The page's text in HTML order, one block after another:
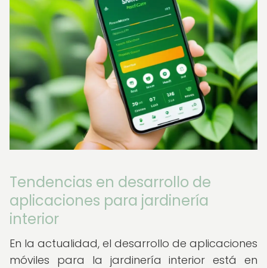
Tendencias en desarrollo de
aplicaciones para jardinería
interior
En la actualidad, el desarrollo de aplicaciones
móviles para la jardinería interior está en